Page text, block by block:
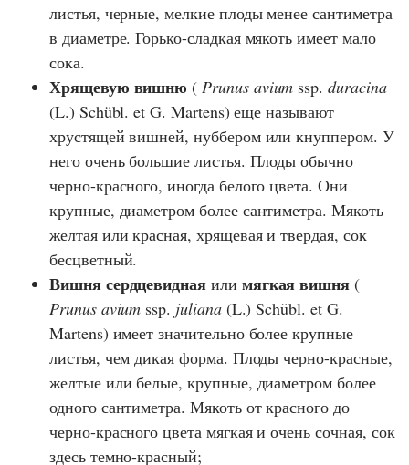
листья, черные, мелкие плоды менее сантиметра
в диаметре. Горько-сладкая мякоть имеет мало
сока.
Хрящевую вишню (Prunus avium ssp.duracina
(L.) Schübl. et G. Martens) еще называют
хрустящей вишней, нуббером или кнуппером. У
него очень большие листья. Плоды обычно
черно-красного, иногда белого цвета. Они
крупные, диаметром более сантиметра. Мякоть
желтая или красная, хрящевая и твердая, сок
бесцветный.
Вишня сердцевидная или мягкая вишня (
Prunus avium ssp. juliana(L.) Schübl. et G.
Martens) имеет значительно более крупные
листья, чем дикая форма. Плоды черно-красные,
желтые или белые, крупные, диаметром более
одного сантиметра. Мякоть от красного до
черно-красного цвета мягкая и очень сочная, сок
здесь темно-красный;